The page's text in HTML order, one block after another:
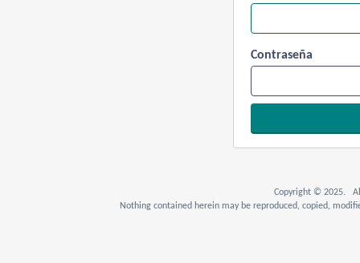
Contraseña
Copyright © 2025. All
Nothing contained herein may be reproduced, copied,